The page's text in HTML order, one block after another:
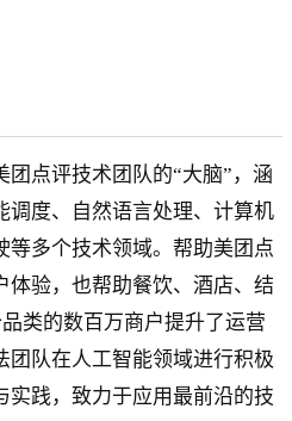
点评技术团队的“大脑”，涵
调度、自然语言处理、计算机
等多个技术领域。帮助美团点
体验，也帮助餐饮、酒店、结
类的数百万商户提升了运营
团队在人工智能领域进行积极
实践，致力于应用最前沿的技